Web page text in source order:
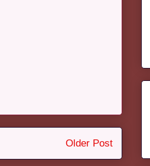
Older Post